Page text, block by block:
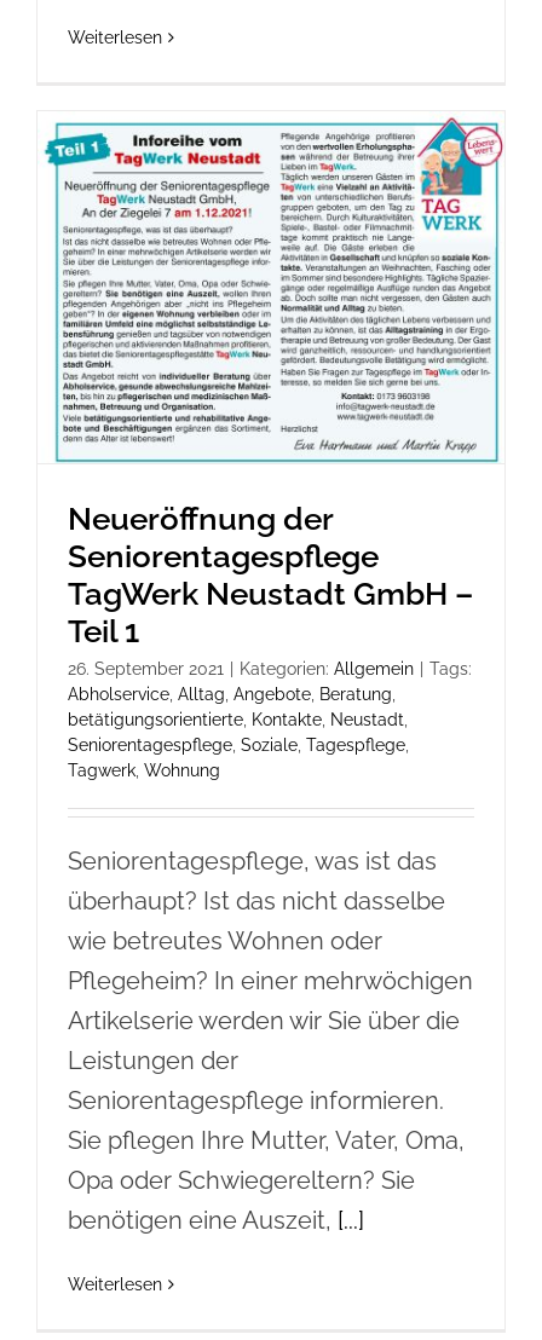
Weiterlesen
Neueröffnung der
Seniorentagespflege
TagWerk Neustadt GmbH –
Teil 1
26. September 2021 Kategorien: Allgemein
Tags:
Abholservice, Alltag, Angebote, Beratung,
betätigungsorientierte, Kontakte, Neustadt,
Seniorentagespflege, Soziale, Tagespflege,
Tagwerk, Wohnung
Seniorentagespflege, was ist das
überhaupt? Ist das nicht dasselbe
wie betreutes Wohnen oder
Pflegeheim? In einer mehrwöchigen
Artikelserie werden wir Sie über die
Leistungen der
Seniorentagespflege informieren.
Sie pflegen Ihre Mutter, Vater, Oma,
Opa oder Schwiegereltern? Sie
benötigen eine Auszeit, [...]
Weiterlesen